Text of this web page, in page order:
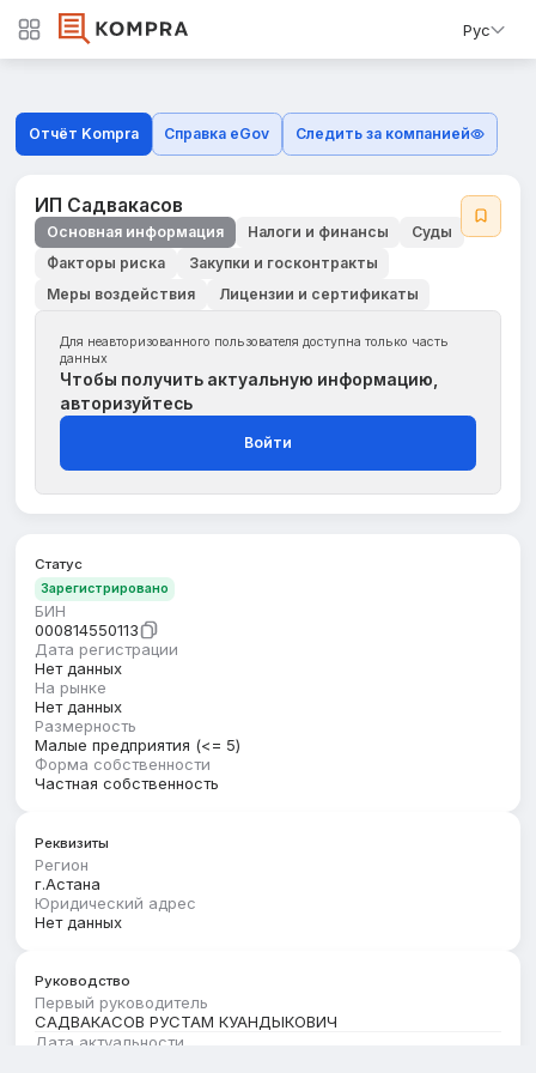
Рус
Отчёт Kompra Справка eGov Следить за компанией
ИП Садвакасов
Основная информация Налоги и финансы
Суды
Факторы риска
Закупки и госконтракты
Меры воздействия
Лицензии и сертификаты
Для неавторизованного пользователя доступна только часть
данных
Чтобы получить актуальную информацию,
авторизуйтесь
Войти
Статус
Зарегистрировано
БИН
000814550113
Дата регистрации
Нет данных
На рынке
Нет данных
Размерность
Малые предприятия (<= 5)
Форма собственности
Частная собственность
Реквизиты
Регион
г.Астана
Юридический адрес
Нет данных
Руководство
Первый руководитель
САДВАКАСОВ РУСТАМ КУАНДЫКОВИЧ
Дата актуальности